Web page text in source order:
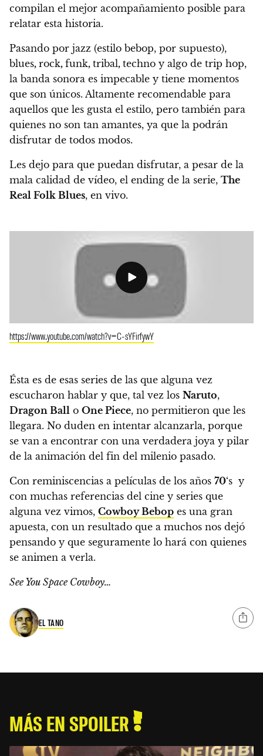
compilan el mejor acompañamiento posible para
relatar esta historia.
Pasando por jazz (estilo bebop, por supuesto),
blues, rock, funk, tribal, techno y algo de trip hop,
la banda sonora es impecable y tiene momentos
que son únicos. Altamente recomendable para
aquellos que les gusta el estilo, pero también para
quienes no son tan amantes, ya que la podrán
disfrutar de todos modos.
Les dejo para que puedan disfrutar, a pesar de la
mala calidad de vídeo, el ending de la serie, The
Real Folk Blues, en vivo.
https://www.youtube.com/watch?v=C-sYFirfywY
Ésta es de esas series de las que alguna vez
escucharon hablar y que, tal vez los Naruto,
Dragon Ball o One Piece, no permitieron que les
llegara. No duden en intentar alcanzarla, porque
se van a encontrar con una verdadera joya y pilar
de la animación del fin del milenio pasado.
Con reminiscencias a películas de los años 70‘s y
con muchas referencias del cine y series que
alguna vez vimos, Cowboy Bebop es una gran
apuesta, con un resultado que a muchos nos dejó
pensando y que seguramente lo hará con quienes
se animen a verla.
See You Space Cowboy…
EL TANO
MÁS EN SPOILER